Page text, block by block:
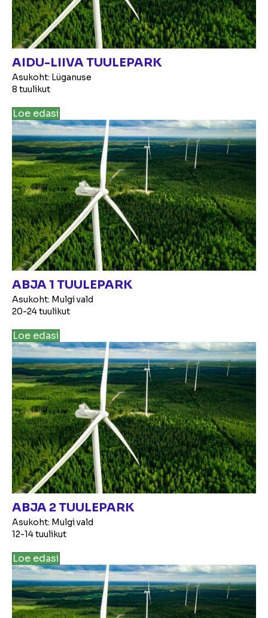
AIDU-LIIVA TUULEPARK
Asukoht: Lüganuse
8 tuulikut
Loe edasi
ABJA 1 TUULEPARK
Asukoht: Mulgi vald
20-24 tuulikut
Loe edasi
ABJA 2 TUULEPARK
Asukoht: Mulgi vald
12-14 tuulikut
Loe edasi